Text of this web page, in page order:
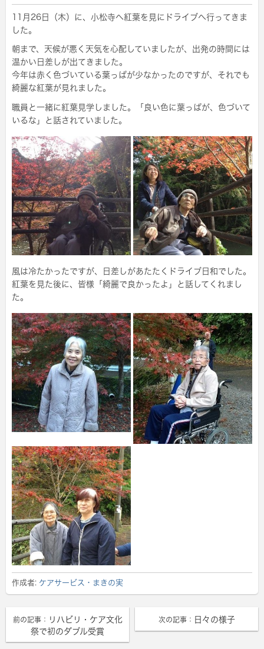
11月26日（木）に、小松寺へ紅葉を見にドライブへ行ってきま
した。
朝まで、天候が悪く天気を心配していましたが、出発の時間には
温かい日差しが出てきました。
今年は赤く色づいている葉っぱが少なかったのですが、それでも
綺麗な紅葉が見れました。
職員と一緒に紅葉見学しました。「良い色に葉っぱが、色づいて
いるな」と話されていました。
風は冷たかったですが、日差しがあたたくドライブ日和でした。
紅葉を見た後に、皆様「綺麗で良かったよ」と話してくれまし
た。
作成者: ケアサービス・まきの実
前の記事： リハビリ・ケア文化
祭で初のダブル受賞
次の記事： 日々の様子